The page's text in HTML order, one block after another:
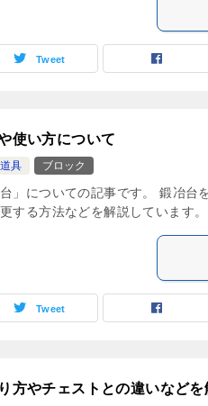
Tweet
使い方について
具 ブロック
」についての記事です。 鍛冶台
する方法などを解説しています。
Tweet
方やチェストとの違いなどを